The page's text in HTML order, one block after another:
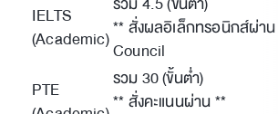
IELTS
(Academic)** สั่งผลอิเล็กทรอนิกส์ผ่าน
Council
PTE
รวม 30 (ขั้นต่ำ)
** สั่งคะแนนผ่าน **